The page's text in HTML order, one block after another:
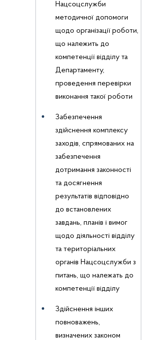
Нацсоцслужби
методичної допомоги
щодо організації роботи,
що належить до
компетенції відділу та
Департаменту,
проведення перевірки
виконання такої роботи
Забезпечення
здійснення комплексу
заходів, спрямованих на
забезпечення
дотримання законності
та досягнення
результатів відповідно
до встановлених
завдань, планів і вимог
щодо діяльності відділу
та територіальних
органів Нацсоцслужби з
питань, що належать до
компетенції відділу
Здійснення інших
повноважень,
визначених законом